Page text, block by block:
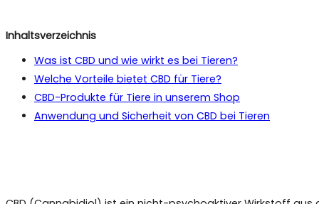
Inhaltsverzeichnis
Was ist CBD und wie wirkt es bei Tieren?
Welche Vorteile bietet CBD für Tiere?
CBD-Produkte für Tiere in unserem Shop
Anwendung und Sicherheit von CBD bei Tieren